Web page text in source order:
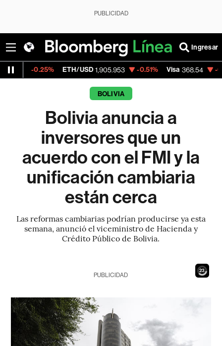
PUBLICIDAD
Ingresar
ETH/USD 1,905.953 -0.51% Visa 368.54 -0.28%
BOLIVIA
Bolivia anuncia a
inversores que un
acuerdo con el FMI y la
unificación cambiaria
están cerca
Las reformas cambiarias podrían producirse ya esta
semana, anunció el viceministro de Hacienda y
Crédito Público de Bolivia.
21
PUBLICIDAD